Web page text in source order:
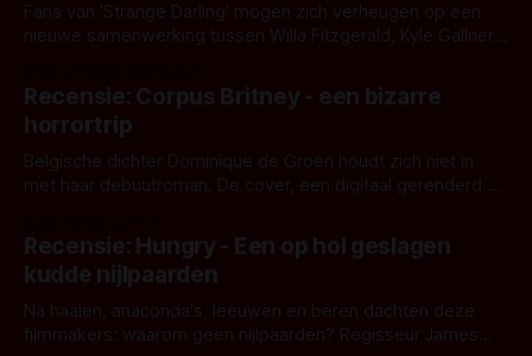
Fans van 'Strange Darling' mogen zich verheugen op een
nieuwe samenwerking tussen Willa Fitzgerald, Kyle Gallner
'Skeletons', een nieuwe creature feature waarvoor de
opnames zijn gestart in Australië.
Recensie: Corpus Britney - een bizarre
horrortrip
Belgische dichter Dominique de Groen houdt zich niet in
met haar debuutroman. De cover, een digitaal gerenderd en
achtergrond, belooft iets kleurrijks maar onheilspellends,
iets ongrijpbaars. En dat maakt De Groen met ieder woord
waar.
Recensie: Hungry - Een op hol geslagen
kudde nijlpaarden
Na haaien, anaconda's, leeuwen en beren dachten deze
filmmakers: waarom geen nijlpaarden? Regisseur James